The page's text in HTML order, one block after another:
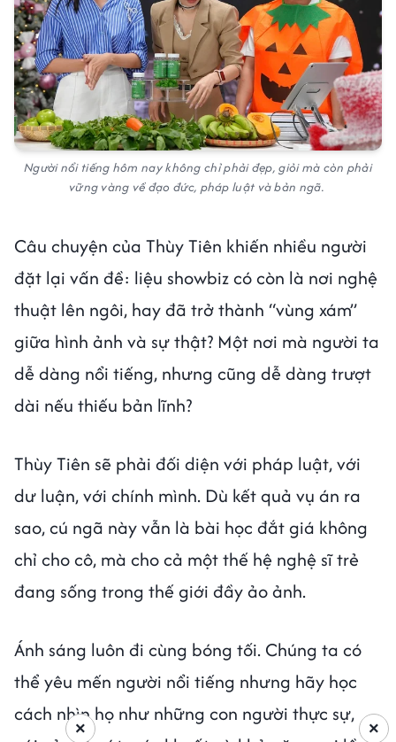
Người nổi tiếng hôm nay không chỉ phải đẹp, giỏi mà còn phải
vững vàng về đạo đức, pháp luật và bản ngã.
Câu chuyện của Thùy Tiên khiến nhiều người
đặt lại vấn đề: liệu showbiz có còn là nơi nghệ
thuật lên ngôi, hay đã trở thành “vùng xám”
giữa hình ảnh và sự thật? Một nơi mà người ta
dễ dàng nổi tiếng, nhưng cũng dễ dàng trượt
dài nếu thiếu bản lĩnh?
Thùy Tiên sẽ phải đối diện với pháp luật, với
dư luận, với chính mình. Dù kết quả vụ án ra
sao, cú ngã này vẫn là bài học đắt giá không
chỉ cho cô, mà cho cả một thế hệ nghệ sĩ trẻ
đang sống trong thế giới đầy ảo ảnh.
Ánh sáng luôn đi cùng bóng tối. Chúng ta có
thể yêu mến người nổi tiếng nhưng hãy học
cách nhìn họ như những con người thực sự,
×
×